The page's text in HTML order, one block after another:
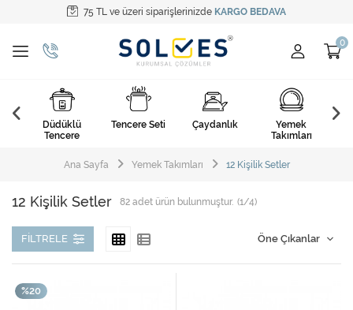
75 TL ve üzeri siparişlerinizde KARGO BEDAVA
Tüm Kategoriler
Pişirme Gereçleri
Yemek Takımları
Kahvaltı Takımları
Çatal Kaşık Bıçak
Cam Ürünler
Servis Setleri
Mutfak Tekstili
Mutfak Aksesuarları
Düdüklü
Tencere
Tencere Seti Çaydanlık
Yemek
Takımları
Ana Sayfa Yemek Takımları 12 Kişilik Setler
12 Kişilik Setler 82 adet ürün bulunmuştur. (1/4)
FILTRELE
%20